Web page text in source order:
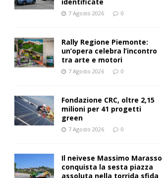
7 Agosto 2026 0
Rally Regione Piemonte:
un’opera celebra l’incontro
tra arte e motori
7 Agosto 2026 0
Fondazione CRC, oltre 2,15
milioni per 41 progetti
green
7 Agosto 2026 0
Il neivese Massimo Marasso
conquista la sesta piazza
assoluta nella torrida sfida